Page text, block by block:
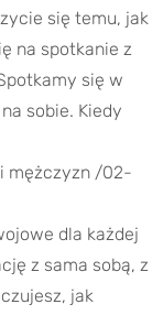
się temu, jak
na spotkanie z
się w
sobie. Kiedy
mężczyzn /02-
dla każdej
z sama sobą, z
jak